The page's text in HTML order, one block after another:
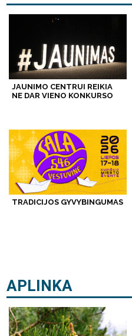
JAUNIMO CENTRUI REIKIA
NE DAR VIENO KONKURSO
TRADICIJOS GYVYBINGUMAS
APLINKA